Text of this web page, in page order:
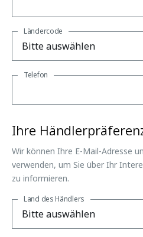
Ländercode
Telefon
Ihre
Wir können Ihre E-Mail-Adresse
verwenden, um Sie über Ihr
zu informieren.
Land des Händlers